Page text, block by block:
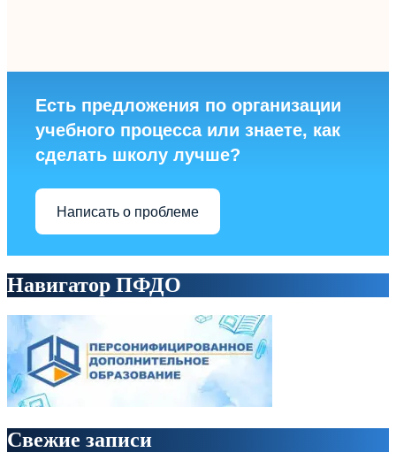
Есть предложения по организации
учебного процесса или знаете, как
сделать школу лучше?
Написать о проблеме
Навигатор ПФДО
Свежие записи